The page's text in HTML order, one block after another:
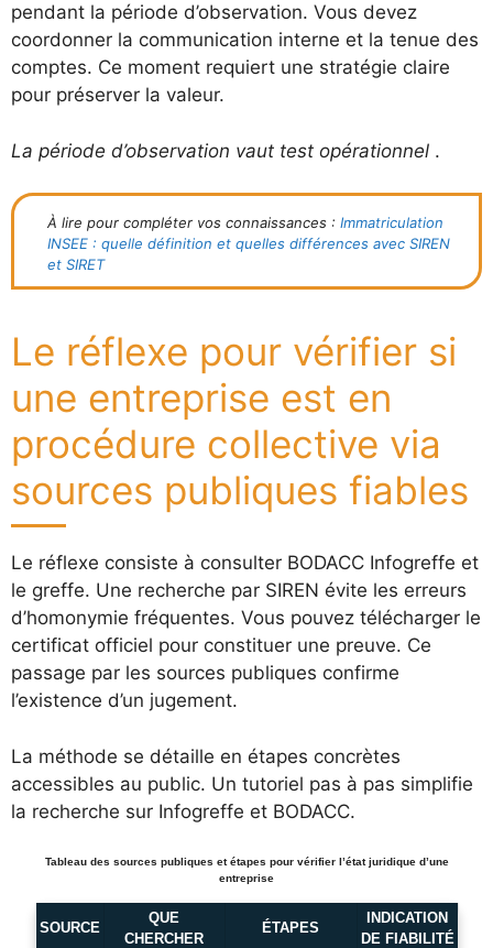
pendant la période d’observation. Vous devez
coordonner la communication interne et la tenue des
comptes. Ce moment requiert une stratégie claire
pour préserver la valeur.
La période d’observation vaut test opérationnel .
À lire pour compléter vos connaissances : Immatriculation
INSEE : quelle définition et quelles différences avec SIREN
et SIRET
Le réflexe pour vérifier si
une entreprise est en
procédure collective via
sources publiques fiables
Le réflexe consiste à consulter BODACC Infogreffe et
le greffe. Une recherche par SIREN évite les erreurs
d’homonymie fréquentes. Vous pouvez télécharger le
certificat officiel pour constituer une preuve. Ce
passage par les sources publiques confirme
l’existence d’un jugement.
La méthode se détaille en étapes concrètes
accessibles au public. Un tutoriel pas à pas simplifie
la recherche sur Infogreffe et BODACC.
Tableau des sources publiques et étapes pour vérifier l’état juridique d’une
entreprise
SOURCE
QUE
CHERCHER
ÉTAPES
INDICATION
DE FIABILITÉ